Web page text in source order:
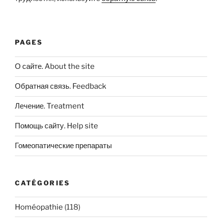
PAGES
О сайте. About the site
Обратная связь. Feedback
Лечение. Treatment
Помощь сайту. Help site
Гомеопатические препараты
CATÉGORIES
Homéopathie (118)